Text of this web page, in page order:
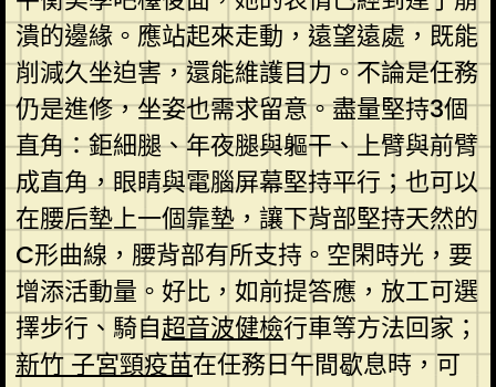
潰的邊緣。應站起來走動，遠望遠處，既能
削減久坐迫害，還能維護目力。不論是任務
仍是進修，坐姿也需求留意。盡量堅持3個
直角：鉅細腿、年夜腿與軀干、上臂與前臂
成直角，眼睛與電腦屏幕堅持平行；也可以
在腰后墊上一個靠墊，讓下背部堅持天然的
C形曲線，腰背部有所支持。空閑時光，要
增添活動量。好比，如前提答應，放工可選
擇步行、騎自超音波健檢行車等方法回家；
新竹 子宮頸疫苗在任務日午間歇息時，可